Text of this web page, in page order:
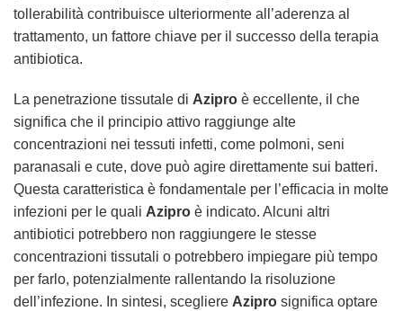
tollerabilità contribuisce ulteriormente all’aderenza al
trattamento, un fattore chiave per il successo della terapia
antibiotica.
La penetrazione tissutale di Azipro è eccellente, il che
significa che il principio attivo raggiunge alte
concentrazioni nei tessuti infetti, come polmoni, seni
paranasali e cute, dove può agire direttamente sui batteri.
Questa caratteristica è fondamentale per l’efficacia in molte
infezioni per le quali Azipro è indicato. Alcuni altri
antibiotici potrebbero non raggiungere le stesse
concentrazioni tissutali o potrebbero impiegare più tempo
per farlo, potenzialmente rallentando la risoluzione
dell’infezione. In sintesi, scegliere Azipro significa optare